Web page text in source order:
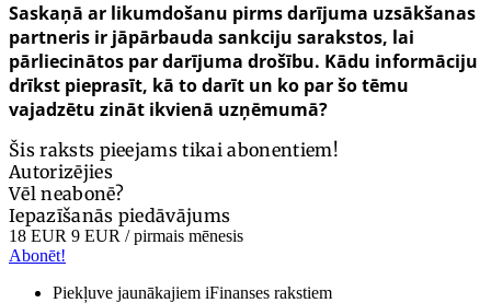
Saskaņā ar likumdošanu pirms darījuma uzsākšanas
partneris ir jāpārbauda sankciju sarakstos, lai
pārliecinātos par darījuma drošību. Kādu informāciju
drīkst pieprasīt, kā to darīt un ko par šo tēmu
vajadzētu zināt ikvienā uzņēmumā?
Šis raksts pieejams tikai abonentiem!
Autorizējies
Vēl neabonē?
Iepazīšanās piedāvājums
18 EUR 9 EUR / pirmais mēnesis
Abonēt!
Piekļuve jaunākajiem iFinanses rakstiem